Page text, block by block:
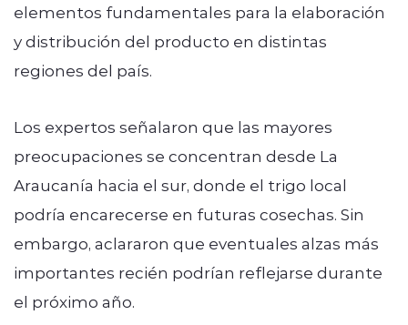
elementos fundamentales para la elaboración
y distribución del producto en distintas
regiones del país.
Los expertos señalaron que las mayores
preocupaciones se concentran desde La
Araucanía hacia el sur, donde el trigo local
podría encarecerse en futuras cosechas. Sin
embargo, aclararon que eventuales alzas más
importantes recién podrían reflejarse durante
el próximo año.